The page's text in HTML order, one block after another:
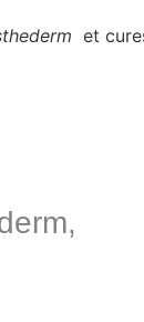
et
,